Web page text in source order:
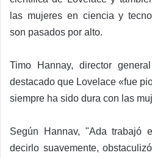
las mujeres en ciencia y
son pasados por alto.
Timo Hannay, director
destacado que Lovelace «fue
siempre ha sido dura con las
Según Hannav, "Ada trabajó
decirlo suavemente,